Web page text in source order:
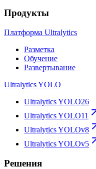
Продукты
Платформа Ultralytics
Разметка
Обучение
Развертывание
Ultralytics YOLO
Ultralytics YOLO26
Ultralytics YOLO11
Ultralytics YOLOv8
Ultralytics YOLOv5
Решения